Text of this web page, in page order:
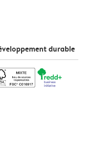
durable